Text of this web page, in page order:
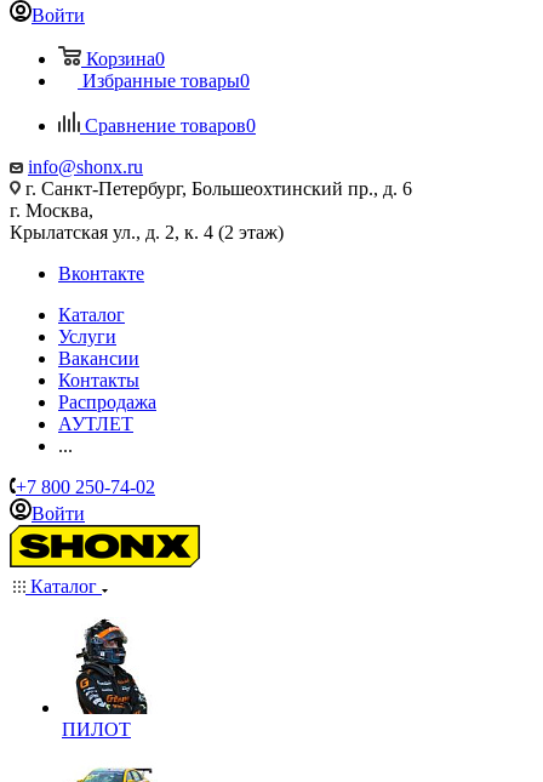
Войти
Корзина0
Избранные товары0
Сравнение товаров0
info@shonx.ru
г. Санкт-Петербург, Большеохтинский пр., д. 6
г. Москва,
Крылатская ул., д. 2, к. 4 (2 этаж)
Вконтакте
Каталог
Услуги
Вакансии
Контакты
Распродажа
АУТЛЕТ
...
+7 800 250-74-02
Войти
Каталог
ПИЛОТ